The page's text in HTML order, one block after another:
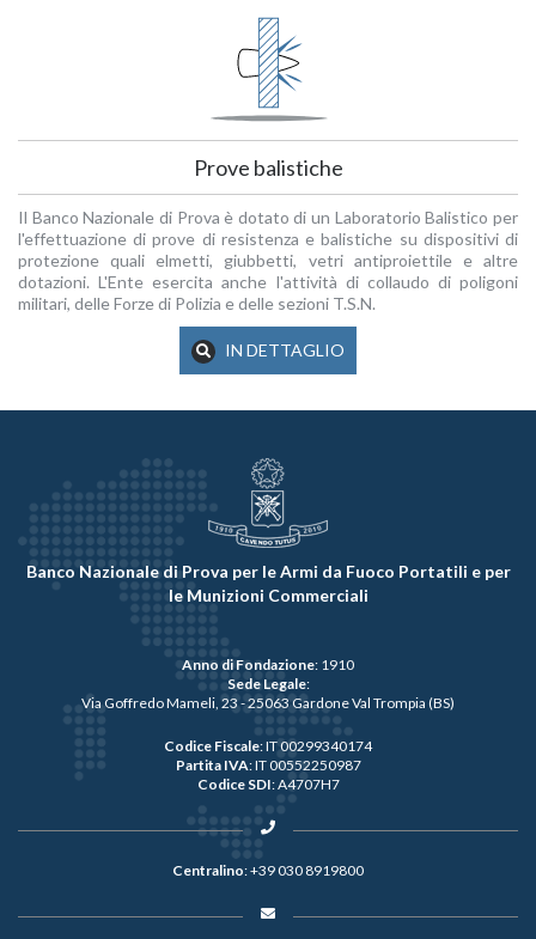
Prove balistiche
Il Banco Nazionale di Prova è dotato di un Laboratorio Balistico per
l'effettuazione di prove di resistenza e balistiche su dispositivi di
protezione quali elmetti, giubbetti, vetri antiproiettile e altre
dotazioni. L'Ente esercita anche l'attività di collaudo di poligoni
militari, delle Forze di Polizia e delle sezioni T.S.N.
IN DETTAGLIO
Banco Nazionale di Prova per le Armi da Fuoco Portatili e per
le Munizioni Commerciali
Anno di Fondazione: 1910
Sede Legale:
Via Goffredo Mameli, 23 - 25063 Gardone Val Trompia (BS)
Codice Fiscale: IT 00299340174
Partita IVA: IT 00552250987
Codice SDI: A4707H7
Centralino:+39 030 8919800